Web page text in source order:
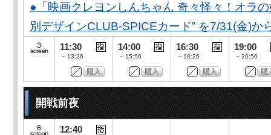
●「映画クレヨンしんちゃん 奇々怪々！オラ
別デザインCLUB-SPICEカード” を7/31(金)か
11:30
～13:26
14:00
～15:56
16:30
～18:26
19:00
～20:56
開戦前夜
12:40